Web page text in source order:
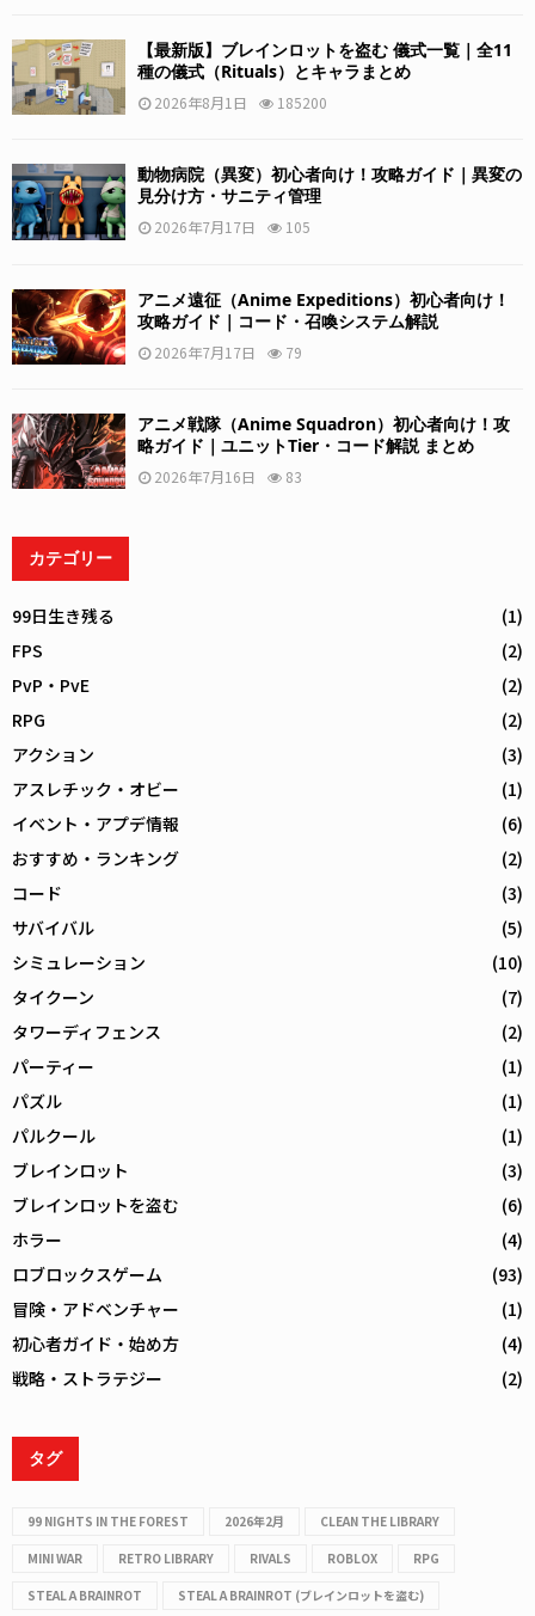
【最新版】ブレインロットを盗む 儀式一覧｜全11
種の儀式（Rituals）とキャラまとめ
2026年8月1日 185200
動物病院（異変）初心者向け！攻略ガイド｜異変の
見分け方・サニティ管理
2026年7月17日 105
アニメ遠征（Anime Expeditions）初心者向け！
攻略ガイド｜コード・召喚システム解説
2026年7月17日 79
アニメ戦隊（Anime Squadron）初心者向け！攻
略ガイド｜ユニットTier・コード解説 まとめ
2026年7月16日 83
カテゴリー
99日生き残る
(1)
FPS
(2)
PvP・PvE
(2)
RPG
(2)
アクション
(3)
アスレチック・オビー
(1)
イベント・アプデ情報
(6)
おすすめ・ランキング
(2)
コード
(3)
サバイバル
(5)
シミュレーション
(10)
タイクーン
(7)
タワーディフェンス
(2)
パーティー
(1)
パズル
(1)
パルクール
(1)
ブレインロット
(3)
ブレインロットを盗む
(6)
ホラー
(4)
ロブロックスゲーム
(93)
冒険・アドベンチャー
(1)
初心者ガイド・始め方
(4)
戦略・ストラテジー
(2)
タグ
99 NIGHTS IN THE FOREST 2026年2月 CLEAN THE LIBRARY
MINI WAR RETRO LIBRARY RIVALS ROBLOX RPG
STEAL A BRAINROT STEAL A BRAINROT (ブレインロットを盗む)